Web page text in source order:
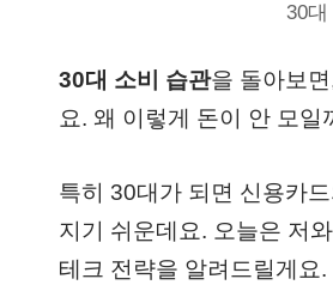
30
30대 소비 습관을 돌아보
요. 왜 이렇게 돈이 안 모
특히 30대가 되면 신용카
지기 쉬운데요. 오늘은 저
테크 전략을 알려드릴게요